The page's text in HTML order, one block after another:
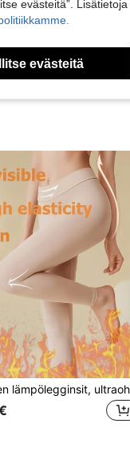
evästeitä”. Lisätietoja
evästeitä